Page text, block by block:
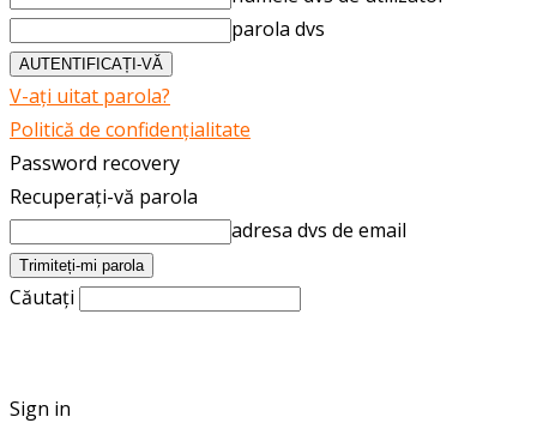
parola dvs
V-ați uitat parola?
Politică de confidențialitate
Password recovery
Recuperați-vă parola
adresa dvs de email
Căutați
Sign in